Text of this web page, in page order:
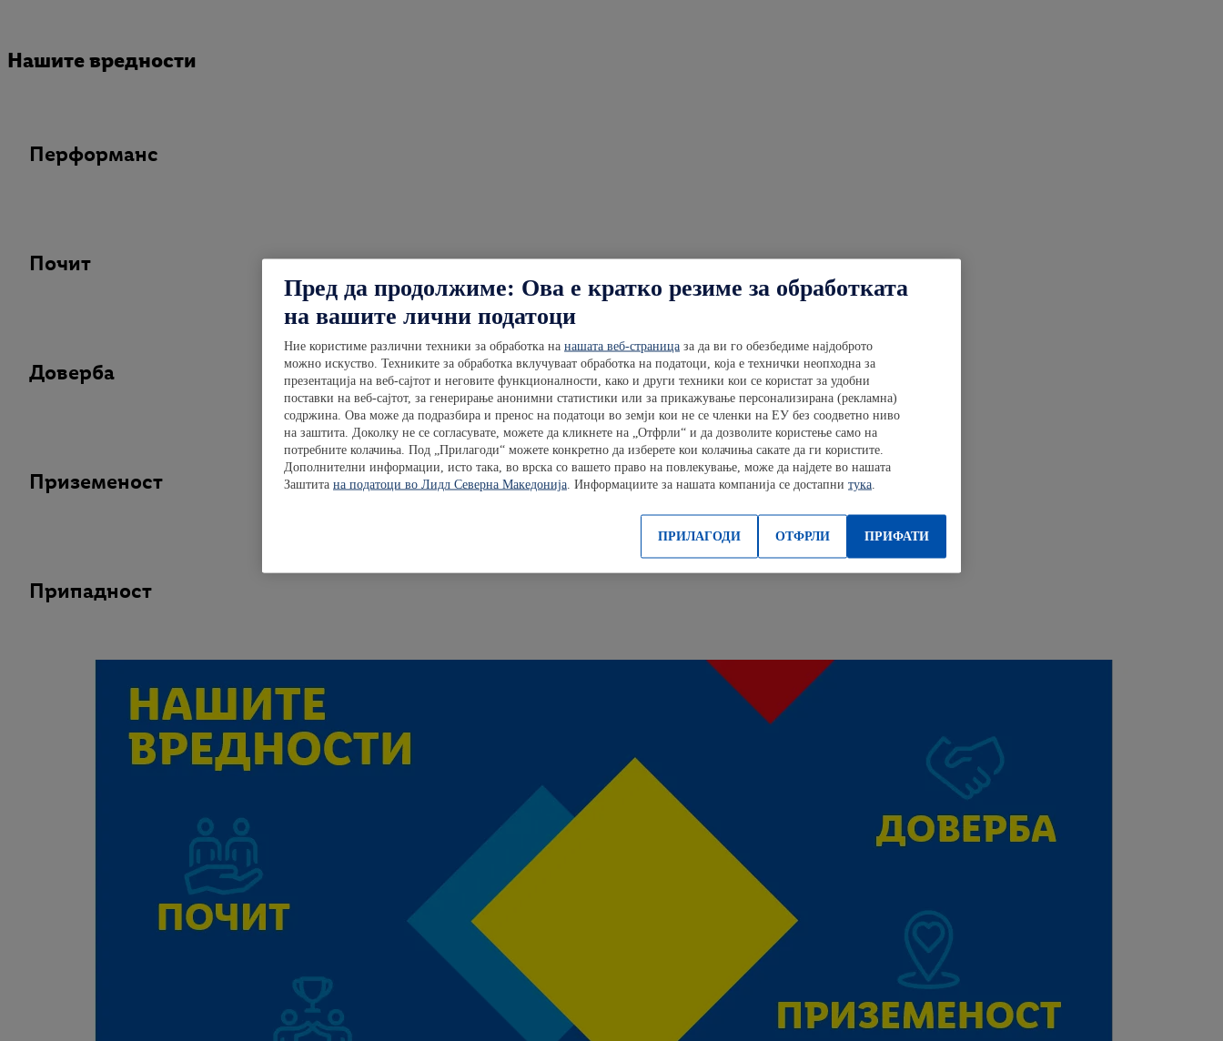
Нашите вредности
Перформанс
Почит
Доверба
Приземеност
Припадност
Пред да продолжиме: Ова е кратко резиме за обработката
на вашите лични податоци
Ние користиме различни техники за обработка на нашата веб-страница за да ви го обезбедиме најдоброто
можно искуство. Техниките за обработка вклучуваат обработка на податоци, која е технички неопходна за
презентација на веб-сајтот и неговите функционалности, како и други техники кои се користат за удобни
поставки на веб-сајтот, за генерирање анонимни статистики или за прикажување персонализирана (рекламна)
содржина. Ова може да подразбира и пренос на податоци во земји кои не се членки на ЕУ без соодветно ниво
на заштита. Доколку не се согласувате, можете да кликнете на „Отфрли“ и да дозволите користење само на
потребните колачиња. Под „Прилагоди“ можете конкретно да изберете кои колачиња сакате да ги користите.
Дополнителни информации, исто така, во врска со вашето право на повлекување, може да најдете во нашата
Заштита на податоци во Лидл Северна Македонија . Информациите за нашата компанија се достапни тука
ОТФРЛИ ПРИФАТИ
ПРИЛАГОДИ